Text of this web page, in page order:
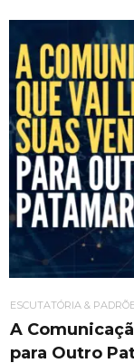
ESCUTATÓRIA &
A
para Outro